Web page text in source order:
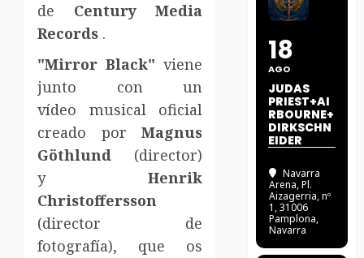
de Century Media
Records .
"Mirror Black" viene
junto con un
vídeo musical oficial
creado porMagnus
Göthlund (director)
yHenrik
Christoffersson
(director de
fotografía), que os
18
AGO
JUDAS
PRIEST+AI
RBOURNE+
DIRKSCHN
EIDER
Navarra
Arena, Pl.
Aizagerria, nº
1, 31006
Pamplona,
Navarra